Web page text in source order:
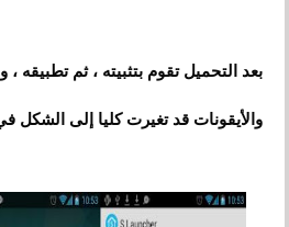
بعد التحميل تقوم بتثبيته ، ثم
والأيقونات قد تغيرت كليا إلى الشكل